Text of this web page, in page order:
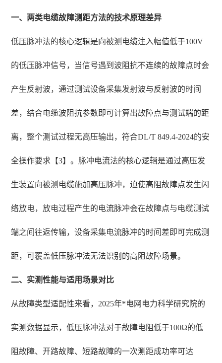
一、两类电缆故障测距方法的技术原理差异
低压脉冲法的核心逻辑是向被测电缆注入幅值低于100V
的低压脉冲信号，当信号遇到波阻抗不连续的故障点时会
产生反射波，通过测试设备采集发射波与反射波的时间
差，结合电缆波阻抗参数即可计算出故障点与测试端的距
离，整个测试过程无高压输出，符合DL/T 849.4-2024的安
全操作要求【3】。脉冲电流法的核心逻辑是通过高压发
生装置向被测电缆施加高压脉冲，迫使高阻故障点发生闪
络放电，放电过程产生的电流脉冲会在故障点与电缆测试
端之间往返传输，设备采集电流脉冲的时间差即可完成测
距，可覆盖低压脉冲法无法识别的高阻故障场景。
二、实测性能与适用场景对比
从故障类型适配性来看，2025年*电网电力科学研究院的
实测数据显示，低压脉冲法对于故障电阻低于100Ω的低
阻故障、开路故障、短路故障的一次测距成功率可达